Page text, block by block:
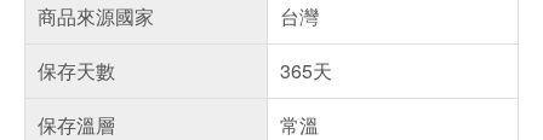
商品來源國家
台灣
保存天數
365天
保存溫層
常溫